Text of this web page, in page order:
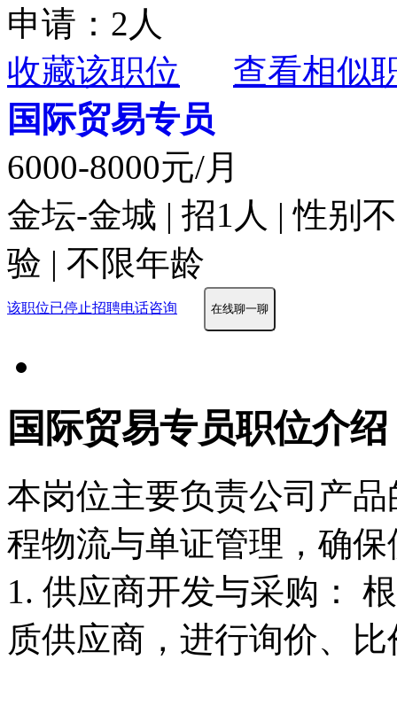
申请：2人
收藏该职位
查看相似
国际贸易专员
6000-8000元/月
金坛-金城 | 招1人 | 性别
验 | 不限年龄
该职位已停止招聘电话咨询 在线聊一聊
国际贸易专员职位介绍
本岗位主要负责公司产
程物流与单证管理，确
1. 供应商开发与采购：
质供应商，进行询价、